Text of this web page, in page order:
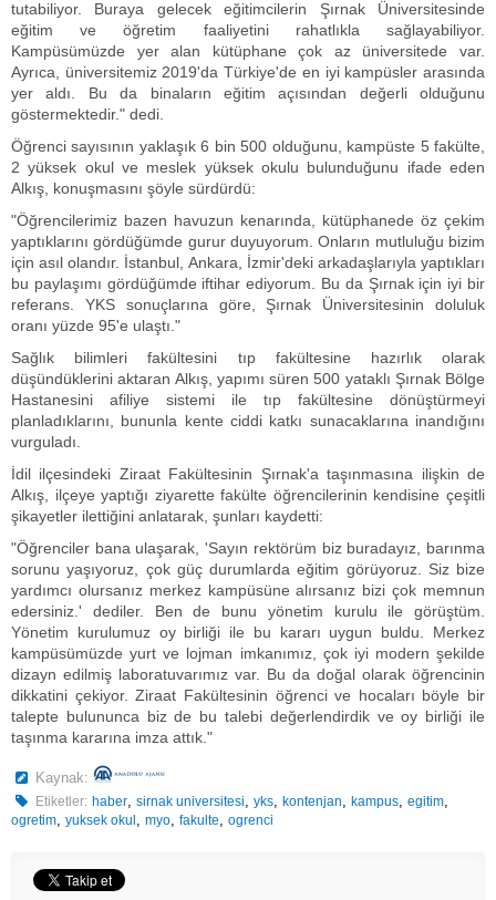
tutabiliyor. Buraya gelecek eğitimcilerin Şırnak Üniversitesinde
eğitim ve öğretim faaliyetini rahatlıkla sağlayabiliyor.
Kampüsümüzde yer alan kütüphane çok az üniversitede var.
Ayrıca, üniversitemiz 2019'da Türkiye'de en iyi kampüsler arasında
yer aldı. Bu da binaların eğitim açısından değerli olduğunu
göstermektedir." dedi.
Öğrenci sayısının yaklaşık 6 bin 500 olduğunu, kampüste 5 fakülte,
2 yüksek okul ve meslek yüksek okulu bulunduğunu ifade eden
Alkış, konuşmasını şöyle sürdürdü:
"Öğrencilerimiz bazen havuzun kenarında, kütüphanede öz çekim
yaptıklarını gördüğümde gurur duyuyorum. Onların mutluluğu bizim
için asıl olandır. İstanbul, Ankara, İzmir'deki arkadaşlarıyla yaptıkları
bu paylaşımı gördüğümde iftihar ediyorum. Bu da Şırnak için iyi bir
referans. YKS sonuçlarına göre, Şırnak Üniversitesinin doluluk
oranı yüzde 95'e ulaştı."
Sağlık bilimleri fakültesini tıp fakültesine hazırlık olarak
düşündüklerini aktaran Alkış, yapımı süren 500 yataklı Şırnak Bölge
Hastanesini afiliye sistemi ile tıp fakültesine dönüştürmeyi
planladıklarını, bununla kente ciddi katkı sunacaklarına inandığını
vurguladı.
İdil ilçesindeki Ziraat Fakültesinin Şırnak'a taşınmasına ilişkin de
Alkış, ilçeye yaptığı ziyarette fakülte öğrencilerinin kendisine çeşitli
şikayetler ilettiğini anlatarak, şunları kaydetti:
"Öğrenciler bana ulaşarak, 'Sayın rektörüm biz buradayız, barınma
sorunu yaşıyoruz, çok güç durumlarda eğitim görüyoruz. Siz bize
yardımcı olursanız merkez kampüsüne alırsanız bizi çok memnun
edersiniz.' dediler. Ben de bunu yönetim kurulu ile görüştüm.
Yönetim kurulumuz oy birliği ile bu kararı uygun buldu. Merkez
kampüsümüzde yurt ve lojman imkanımız, çok iyi modern şekilde
dizayn edilmiş laboratuvarımız var. Bu da doğal olarak öğrencinin
dikkatini çekiyor. Ziraat Fakültesinin öğrenci ve hocaları böyle bir
talepte bulununca biz de bu talebi değerlendirdik ve oy birliği ile
taşınma kararına imza attık."
Kaynak:
Etiketler: haber,sirnak universitesi,yks,kontenjan,kampus,egitim,
ogretim, yuksek okul , myo, fakulte, ogrenci